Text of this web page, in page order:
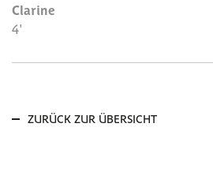
Clarine
4'
ZURÜCK ZUR ÜBERSICHT